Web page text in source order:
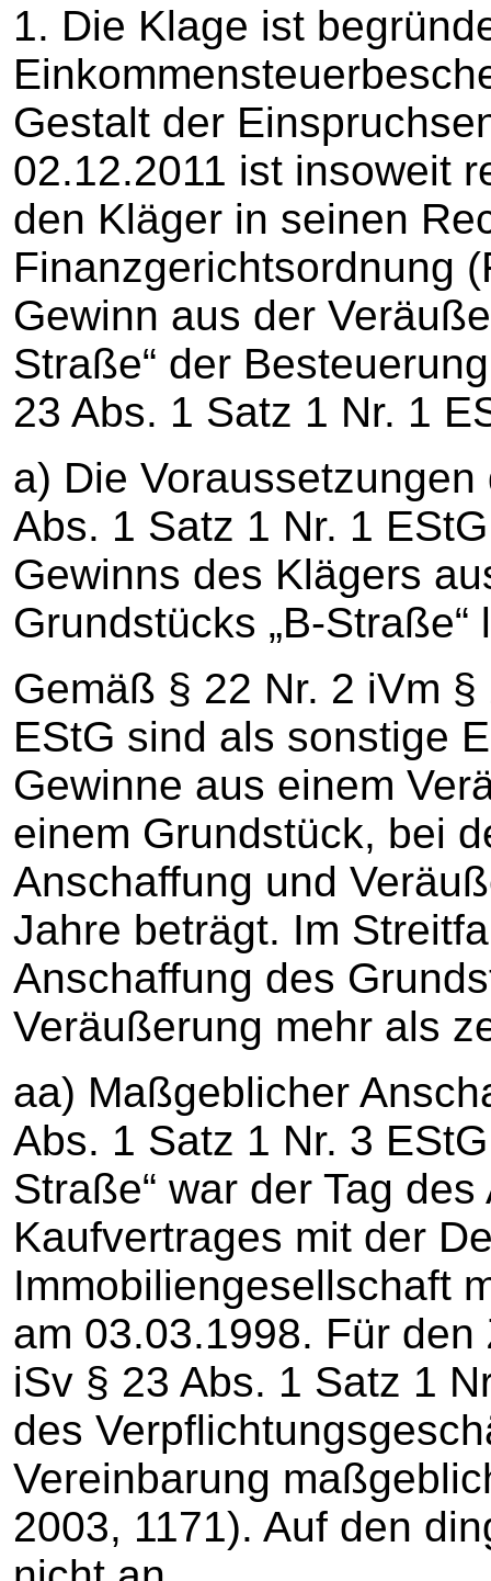
1. Die Klage ist
Gestalt der
02.12.2011 ist insoweit
den Kläger in seinen
Finanzgerichtsordnung
Gewinn aus der
Straße“ der
23 Abs. 1 Satz 1 Nr. 1
a) Die
Abs. 1 Satz 1 Nr. 1
Gewinns des Klägers
Grundstücks „B-
Gemäß § 22 Nr. 2 iVm
EStG sind als sonstige
Gewinne aus einem
einem Grundstück, bei
Anschaffung und
Jahre beträgt. Im
Anschaffung des
Veräußerung mehr als
aa) Maßgeblicher
Abs. 1 Satz 1 Nr. 3
Straße“ war der Tag
Kaufvertrages mit der
Immobiliengesellschaft
am 03.03.1998. Für
iSv § 23 Abs. 1 Satz 1
des
Vereinbarung
2003, 1171). Auf den